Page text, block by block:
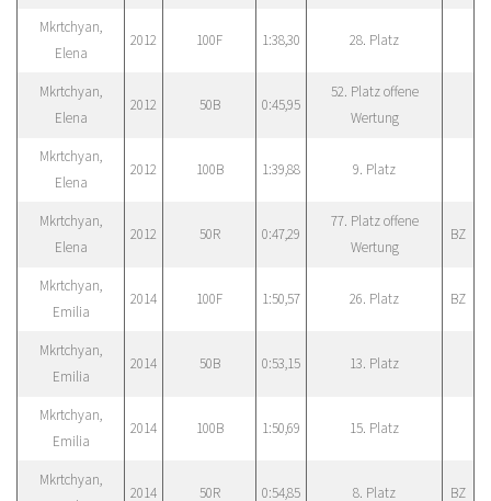
Mkrtchyan,
Elena
2012 100F 1:38,30 28. Platz
Mkrtchyan,
Elena
2012 50B 0:45,95
52. Platz offene
Wertung
Mkrtchyan,
Elena
2012 100B 1:39,88 9. Platz
Mkrtchyan,
Elena
2012 50R 0:47,29
77. Platz offene
Wertung
BZ
Mkrtchyan,
Emilia
2014 100F 1:50,57 26. Platz BZ
Mkrtchyan,
Emilia
2014 50B 0:53,15 13. Platz
Mkrtchyan,
Emilia
2014 100B 1:50,69 15. Platz
Mkrtchyan,
2014 50R 0:54,85 8. Platz BZ